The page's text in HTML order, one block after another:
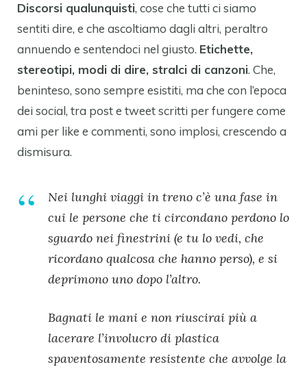
Discorsi qualunquisti, cose che tutti ci siamo
sentiti dire, e che ascoltiamo dagli altri, peraltro
annuendo e sentendoci nel giusto. Etichette,
stereotipi, modi di dire, stralci di canzoni. Che,
beninteso, sono sempre esistiti, ma che con l’epoca
dei social, tra post e tweet scritti per fungere come
ami per like e commenti, sono implosi, crescendo a
dismisura.
Nei lunghi viaggi in treno c’è una fase in
cui le persone che ti circondano perdono lo
sguardo nei finestrini (e tu lo vedi, che
ricordano qualcosa che hanno perso), e si
deprimono uno dopo l’altro.
Bagnati le mani e non riuscirai più a
lacerare l’involucro di plastica
spaventosamente resistente che avvolge la